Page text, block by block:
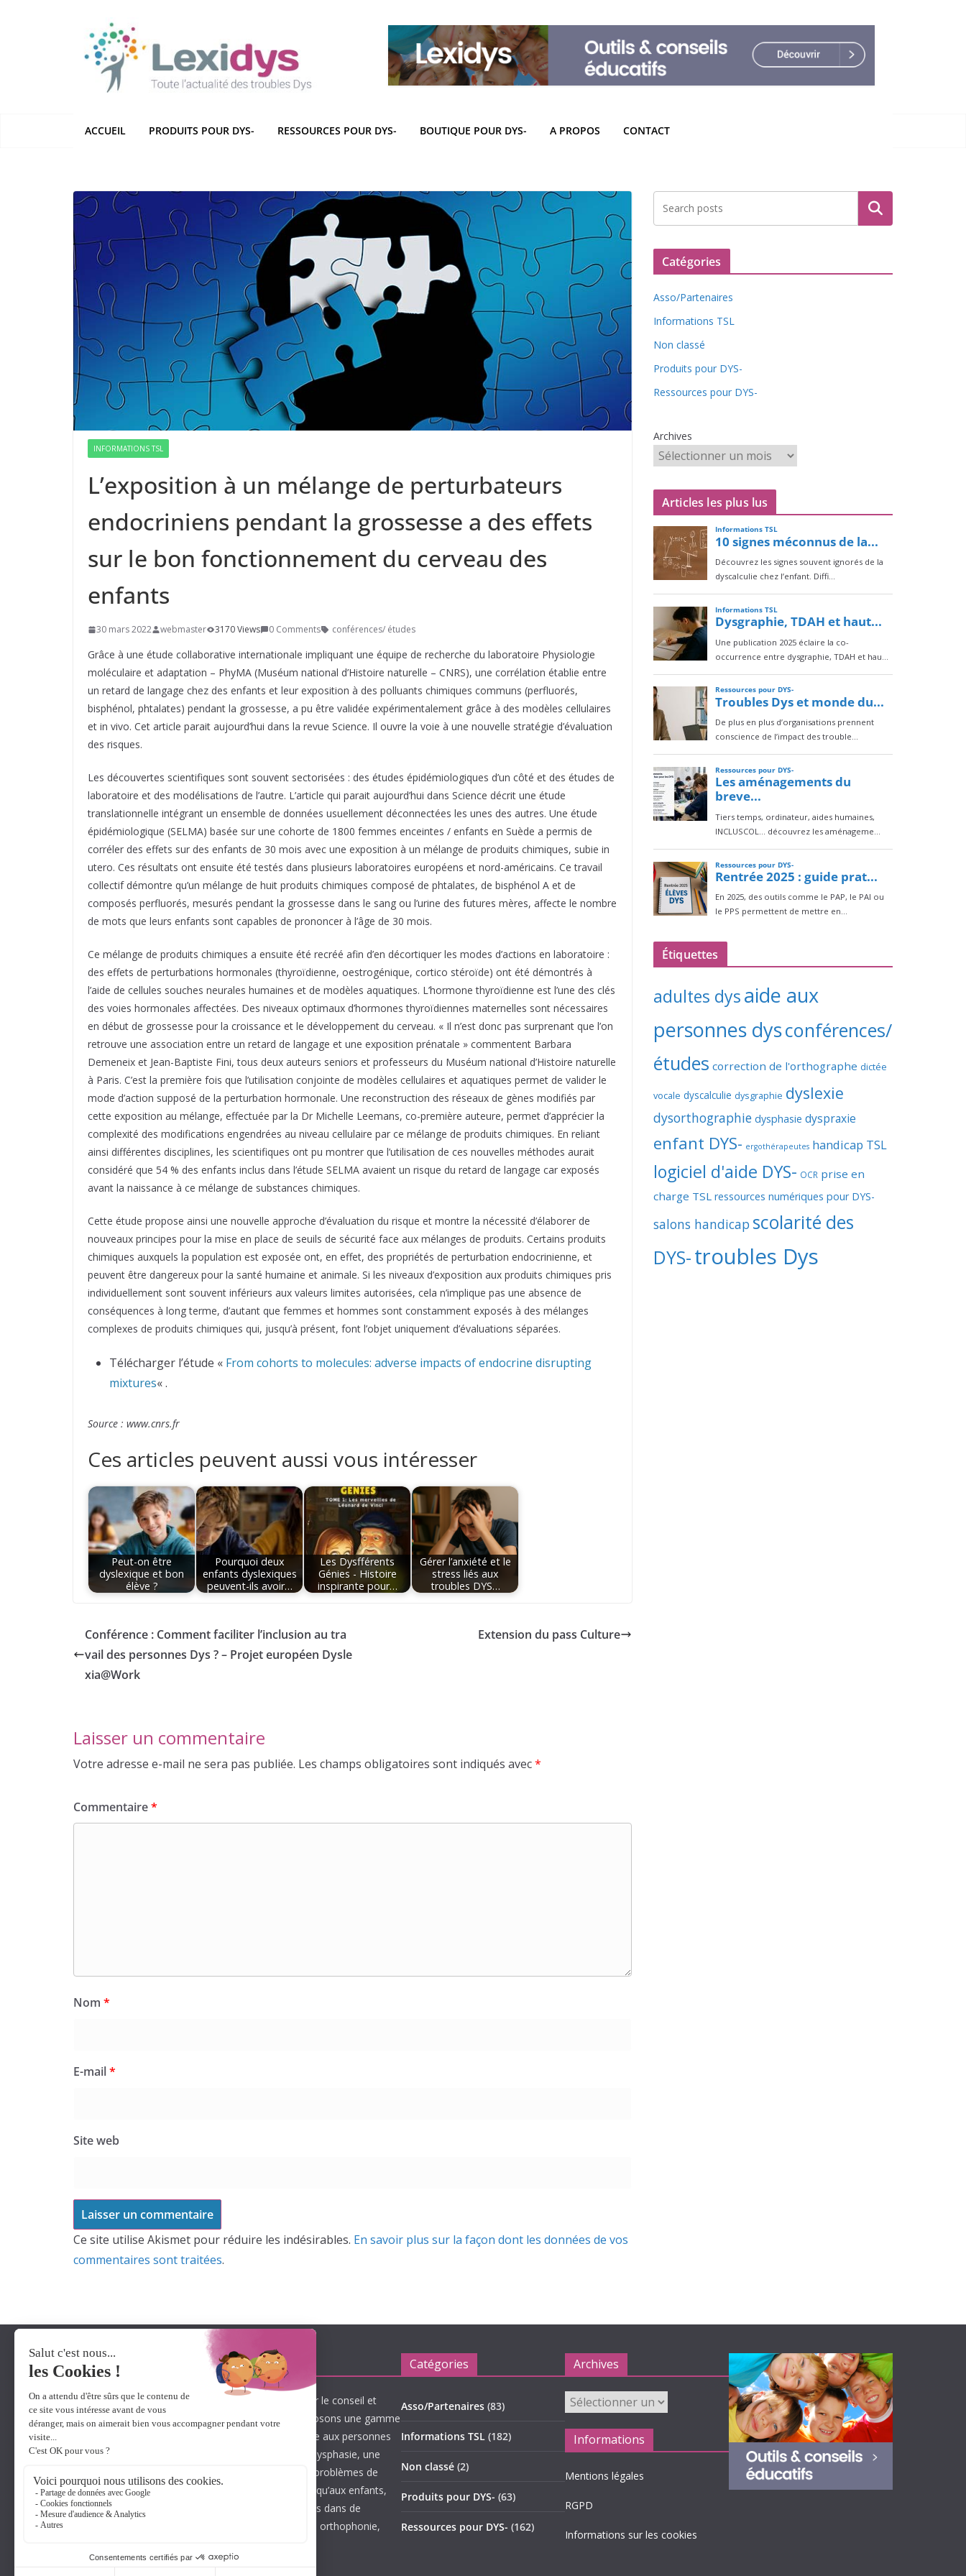
ACCUEIL PRODUITS POUR DYS- RESSOURCES POUR DYS- BOUTIQUE POUR DYS- A PROPOS CONTACT
INFORMATIONS TSL
L’exposition à un mélange de perturbateurs
endocriniens pendant la grossesse a des effets
sur le bon fonctionnement du cerveau des
enfants
30 mars 2022 webmaster 3170 Views 0 Comments conférences/ études
Grâce à une étude collaborative internationale impliquant une équipe de recherche du laboratoire Physiologie
moléculaire et adaptation – PhyMA (Muséum national d’Histoire naturelle – CNRS), une corrélation établie entre
un retard de langage chez des enfants et leur exposition à des polluants chimiques communs (perfluorés,
bisphénol, phtalates) pendant la grossesse, a pu être validée expérimentalement grâce à des modèles cellulaires
et in vivo. Cet article parait aujourd’hui dans la revue Science. Il ouvre la voie à une nouvelle stratégie d’évaluation
des risques.
Les découvertes scientifiques sont souvent sectorisées : des études épidémiologiques d’un côté et des études de
laboratoire et des modélisations de l’autre. L’article qui parait aujourd’hui dans Science décrit une étude
translationnelle intégrant un ensemble de données usuellement déconnectées les unes des autres. Une étude
épidémiologique (SELMA) basée sur une cohorte de 1800 femmes enceintes / enfants en Suède a permis de
corréler des effets sur des enfants de 30 mois avec une exposition à un mélange de produits chimiques, subie in
utero. Ces résultats ont ensuite été testés dans plusieurs laboratoires européens et nord-américains. Ce travail
collectif démontre qu’un mélange de huit produits chimiques composé de phtalates, de bisphénol A et de
composés perfluorés, mesurés pendant la grossesse dans le sang ou l’urine des futures mères, affecte le nombre
de mots que leurs enfants sont capables de prononcer à l’âge de 30 mois.
Ce mélange de produits chimiques a ensuite été recréé afin d’en décortiquer les modes d’actions en laboratoire :
des effets de perturbations hormonales (thyroïdienne, oestrogénique, cortico stéroïde) ont été démontrés à
l’aide de cellules souches neurales humaines et de modèles aquatiques. L’hormone thyroïdienne est l’une des clés
des voies hormonales affectées. Des niveaux optimaux d’hormones thyroïdiennes maternelles sont nécessaires
en début de grossesse pour la croissance et le développement du cerveau. « Il n’est donc pas surprenant que l’on
retrouve une association entre un retard de langage et une exposition prénatale » commentent Barbara
Demeneix et Jean-Baptiste Fini, tous deux auteurs seniors et professeurs du Muséum national d’Histoire naturelle
à Paris. C’est la première fois que l’utilisation conjointe de modèles cellulaires et aquatiques permet de valider le
mode d’action supposé de la perturbation hormonale. Une reconstruction des réseaux de gènes modifiés par
cette exposition au mélange, effectuée par la Dr Michelle Leemans, co-première auteure, permet d’apprécier la
complexité des modifications engendrées au niveau cellulaire par ce mélange de produits chimiques. En reliant
ainsi différentes disciplines, les scientifiques ont pu montrer que l’utilisation de ces nouvelles méthodes aurait
considéré que 54 % des enfants inclus dans l’étude SELMA avaient un risque du retard de langage car exposés
avant la naissance à ce mélange de substances chimiques.
Cette étude propose ainsi une nouvelle approche d’évaluation du risque et montre la nécessité d’élaborer de
nouveaux principes pour la mise en place de seuils de sécurité face aux mélanges de produits. Certains produits
chimiques auxquels la population est exposée ont, en effet, des propriétés de perturbation endocrinienne, et
peuvent être dangereux pour la santé humaine et animale. Si les niveaux d’exposition aux produits chimiques pris
individuellement sont souvent inférieurs aux valeurs limites autorisées, cela n’implique pas une absence de
conséquences à long terme, d’autant que femmes et hommes sont constamment exposés à des mélanges
complexes de produits chimiques qui, jusqu’à présent, font l’objet uniquement d’évaluations séparées.
Télécharger l’étude « From cohorts to molecules: adverse impacts of endocrine disrupting
mixtures« .
Source : www.cnrs.fr
Ces articles peuvent aussi vous intéresser
Peut-on être
dyslexique et bon
élève ?
Pourquoi deux
enfants dyslexiques
peuvent-ils avoir…
Les Dysfférents
Génies - Histoire
inspirante pour…
Gérer l’anxiété et le
stress liés aux
troubles DYS…
Conférence : Comment faciliter l’inclusion au tra
vail des personnes Dys ? – Projet européen Dysle
xia@Work
Extension du pass Culture
Laisser un commentaire
Votre adresse e-mail ne sera pas publiée. Les champs obligatoires sont indiqués avec*
Commentaire*
Nom *
E-mail*
Site web
Ce site utilise Akismet pour réduire les indésirables. En savoir plus sur la façon dont les données de vos
commentaires sont traitées.
Rechercher
Catégories
Asso/Partenaires
Informations TSL
Non classé
Produits pour DYS-
Ressources pour DYS-
Archives
Articles les plus lus
Étiquettes
adultes dysaide aux
personnes dysconférences/
études correction de l'orthographe dictée
vocale dyscalculie dysgraphie dyslexie
dysorthographie dysphasie dyspraxie
enfant DYS- ergothérapeutes handicap TSL
logiciel d'aide DYS- OCR prise en
charge TSL ressources numériques pour DYS-
salons handicap scolarité des
DYS-troubles Dys
A propos de Lexidys
Lexidys met à votre disposition son savoir-faire pour le conseil et
l’expertise de solutions innovantes. Ainsi, nous proposons une gamme
de logiciels et matériels axés sur l’autonomie et l’aide aux personnes
présentant une dyslexie, une dysorthographie, une dysphasie, une
dyspraxie, une dysgraphie, une dyscalculie face aux problèmes de
lecture et d’écriture. Destinés aussi bien aux adultes qu’aux enfants,
les outils d’aide aux troubles Dys peuvent être utilisés dans de
nombreux contextes (aide à l’école, soutien scolaire, orthophonie,
Catégories
Asso/Partenaires (83)
Informations TSL (182)
Non classé (2)
Produits pour DYS- (63)
Ressources pour DYS- (162)
Archives
Archives
Informations
Mentions légales
RGPD
Informations sur les cookies